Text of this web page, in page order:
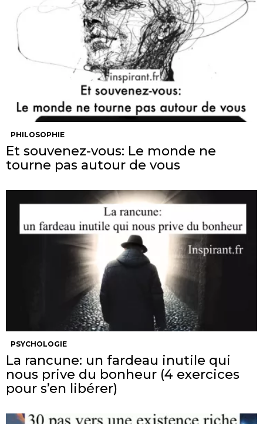
PHILOSOPHIE
Et souvenez-vous: Le monde ne
tourne pas autour de vous
PSYCHOLOGIE
La rancune: un fardeau inutile qui
nous prive du bonheur (4 exercices
pour s’en libérer)